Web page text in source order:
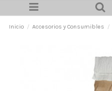
Inicio Accesorios y Consumibles